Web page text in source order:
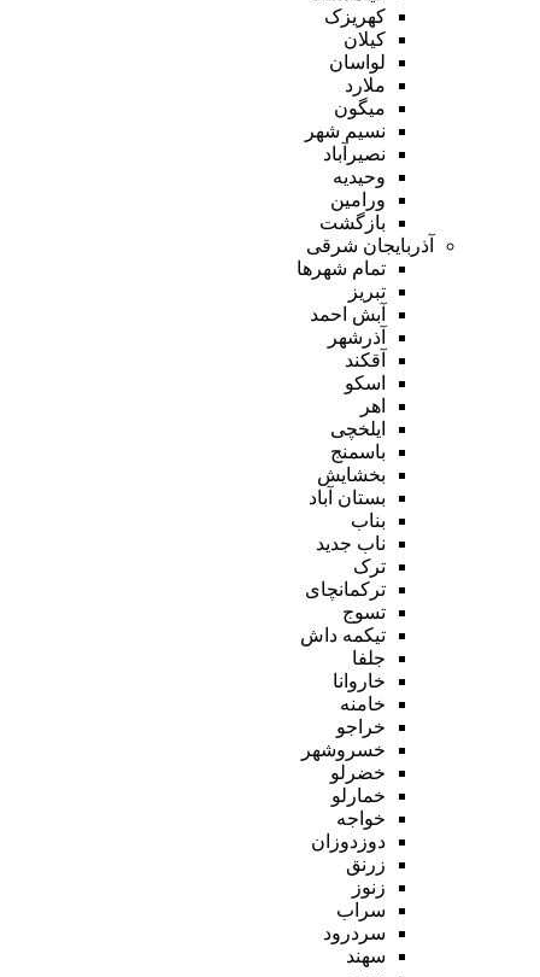
کهریزک
کیلان
لواسان
ملارد
میگون
نسیم شهر
نصیرآباد
وحیدیه
ورامین
بازگشت
آذربایجان شرقی
تمام شهر‌ها
تبریز
آبش احمد
آذرشهر
آقکند
اسکو
اهر
ایلخچی
باسمنج
بخشایش
بستان آباد
بناب
ناب جدید
ترک
ترکمانچای
تسوج
تیکمه داش
جلفا
خاروانا
خامنه
خراجو
خسروشهر
خضرلو
خمارلو
خواجه
دوزدوزان
زرنق
زنوز
سراب
سردرود
سهند